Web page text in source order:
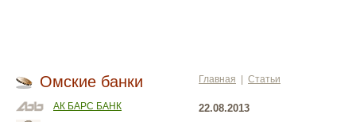
Омские банки
АК БАРС БАНК
Главная Статьи
22.08.2013